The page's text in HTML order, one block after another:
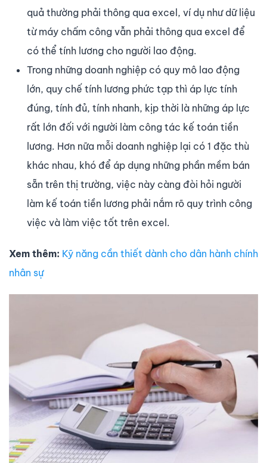
quả thường phải thông qua excel, ví dụ như dữ liệu
từ máy chấm công vẫn phải thông qua excel để
có thể tính lương cho người lao động.
Trong những doanh nghiệp có quy mô lao động
lớn, quy chế tính lương phức tạp thì áp lực tính
đúng, tính đủ, tính nhanh, kịp thời là những áp lực
rất lớn đối với người làm công tác kế toán tiền
lương. Hơn nữa mỗi doanh nghiệp lại có 1 đặc thù
khác nhau, khó để áp dụng những phần mềm bán
sẵn trên thị trường, việc này càng đòi hỏi người
làm kế toán tiền lương phải nắm rõ quy trình công
việc và làm việc tốt trên excel.
Xem thêm: Kỹ năng cần thiết dành cho dân hành chính
nhân sự